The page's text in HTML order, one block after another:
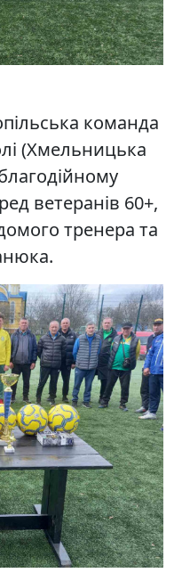
команда
(Хмельницька
ветеранів 60+,
тренера та